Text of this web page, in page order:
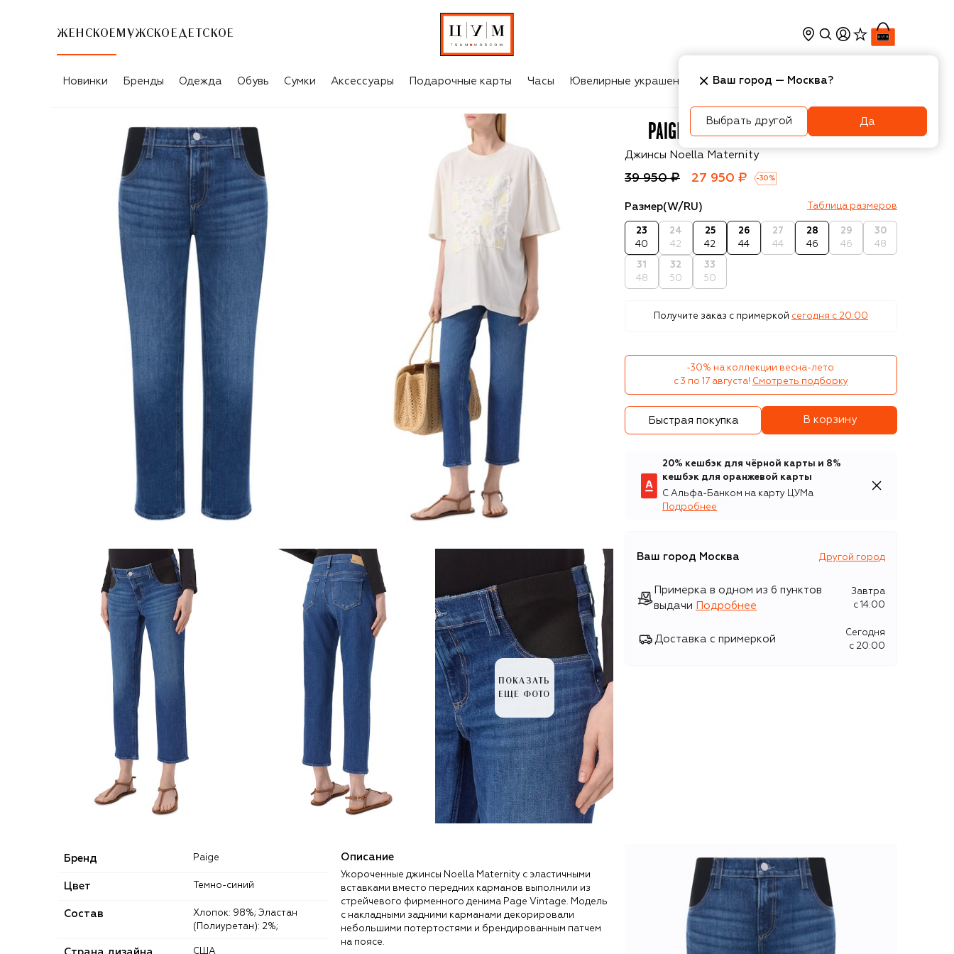
ЖЕНСКОЕ МУЖСКОЕ ДЕТСКОЕ
Новинки Бренды Одежда Обувь Сумки Аксессуары Подарочные карты Часы Ювелирные украшения Косметика Интерьер
ПОКАЗАТЬ
ЕЩЕ ФОТО
Paige
Джинсы Noella Maternity
39 950 ₽ 27 950 ₽ -30 %
Размер(W/RU) Таблица размеров
23
40
24
42
25
42
26
44
27
44
28
46
29
46
30
48
31
48
32
50
33
50
Получите заказ с примеркой сегодня c 20:00
-30% на коллекции весна-лето
с 3 по 17 августа! Смотреть подборку
Быстрая покупка В корзину
20% кешбэк для чёрной карты и 8%
кешбэк для оранжевой карты
С Альфа-Банком на карту ЦУМа
Подробнее
Ваш город Москва Другой город
Примерка в одном из 6 пунктов
выдачи
Подробнее
Завтра
c 14:00
Доставка с примеркой
Сегодня
c 20:00
Бренд Paige
Цвет Темно-синий
Состав
Хлопок: 98%; Эластан
(Полиуретан): 2%;
США
Описание
Укороченные джинсы Noella Maternity с эластичными
вставками вместо передних карманов выполнили из
стрейчевого фирменного денима Page Vintage. Модель
с накладными задними карманами декорировали
небольшими потертостями и брендированным патчем
на поясе.
Ваш город — Москва?
Выбрать другой Да